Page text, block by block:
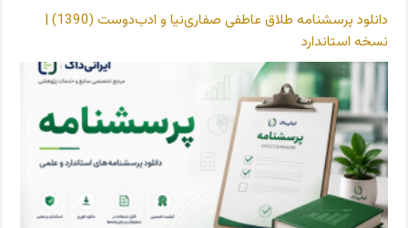
دانلود پرسشنامه طلاق عاطفی صفاری‌نیا و ادب‌دوست (1390) |
نسخه استاندارد